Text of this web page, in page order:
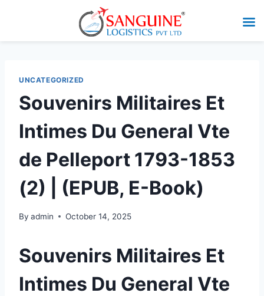
UNCATEGORIZED
Souvenirs Militaires Et
Intimes Du General Vte
de Pelleport 1793-1853
(2) | (EPUB, E-Book)
By admin October 14, 2025
Souvenirs Militaires Et
Intimes Du General Vte